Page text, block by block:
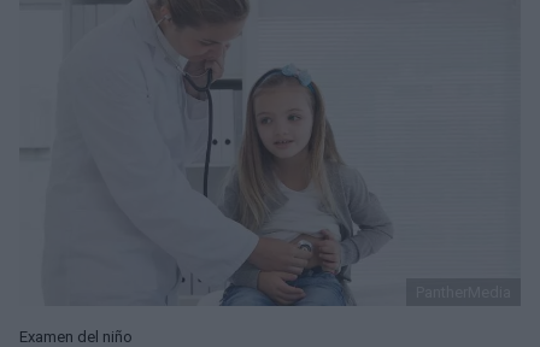
Examen del niño